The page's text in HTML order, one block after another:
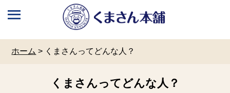
ホーム > くまさんってどんな人？
くまさんってどんな人？